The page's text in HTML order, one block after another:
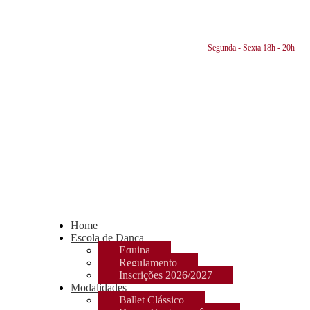
Segunda - Sexta 18h - 20h
Home
Escola de Dança
Equipa
Regulamento
Inscrições 2026/2027
Modalidades
Ballet Clássico